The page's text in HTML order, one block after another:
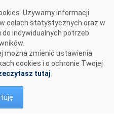
Używamy informacji
celach statystycznych oraz w
indywidualnych potrzeb
można zmienić ustawienia
cookies i o ochronie Twojej
tutaj